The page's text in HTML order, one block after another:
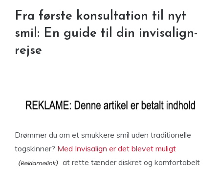
Fra første konsultation til nyt
smil: En guide til din invisalign-
rejse
Drømmer du om et smukkere smil uden traditionelle
togskinner? Med Invisalign er det blevet muligt
at rette tænder diskret og komfortabelt